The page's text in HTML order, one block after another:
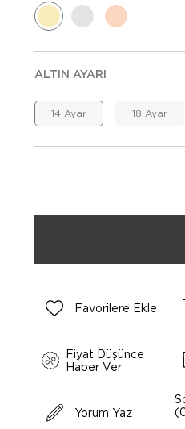
ALTIN AYARI
14 Ayar 18 Ayar
Favorilere Ekle
Fiyat Düşünce
Haber Ver
Yorum Yaz